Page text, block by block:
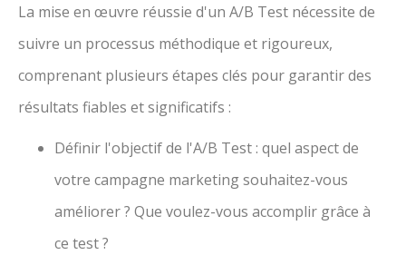
La mise en œuvre réussie d'un A/B Test nécessite de
suivre un processus méthodique et rigoureux,
comprenant plusieurs étapes clés pour garantir des
résultats fiables et significatifs :
Définir l'objectif de l'A/B Test : quel aspect de
votre campagne marketing souhaitez-vous
améliorer ? Que voulez-vous accomplir grâce à
ce test ?